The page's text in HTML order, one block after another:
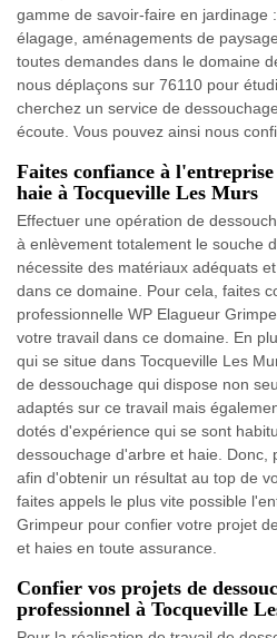
gamme de savoir-faire en jardinage
élagage, aménagements de
toutes demandes dans le domaine
nous déplaçons sur 76110 pour
cherchez un service de
écoute. Vous pouvez ainsi nous
Faites confiance à
haie à Tocqueville Les Murs
Effectuer une opération de
à enlèvement totalement le souche
nécessite des matériaux adéquats
dans ce domaine. Pour cela, faites
professionnelle WP Elagueur
votre travail dans ce domaine. En
qui se situe dans Tocqueville Les
de dessouchage qui dispose non
adaptés sur ce travail mais
dotés d'expérience qui se sont
dessouchage d'arbre et haie. Donc,
afin d'obtenir un résultat au top de
faites appels le plus vite possible
Grimpeur pour confier votre projet
et haies en toute assurance.
Confier vos projets de
professionnel à Tocqueville